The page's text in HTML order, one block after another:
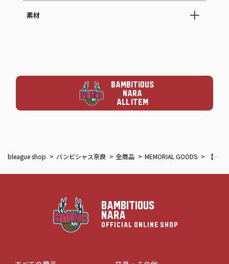
素材
BAMBITIOUS
NARA
ALL ITEM
bleague shop バンビシャス奈良 全商品 MEMORIAL GOODS 【2025-26メモリアル】フェイスタオル
BAMBITIOUS
NARA
OFFICIAL ONLINE SHOP